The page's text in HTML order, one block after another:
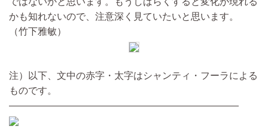
かも知れないので、注意深く見ていたいと思います。
（竹下雅敏）
注）以下、文中の赤字・太字はシャンティ・フーラによる
ものです。
――――――――――――――――――――――――